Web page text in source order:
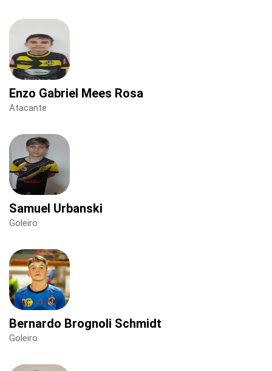
Enzo Gabriel Mees Rosa
Atacante
Samuel Urbanski
Goleiro
Bernardo Brognoli Schmidt
Goleiro